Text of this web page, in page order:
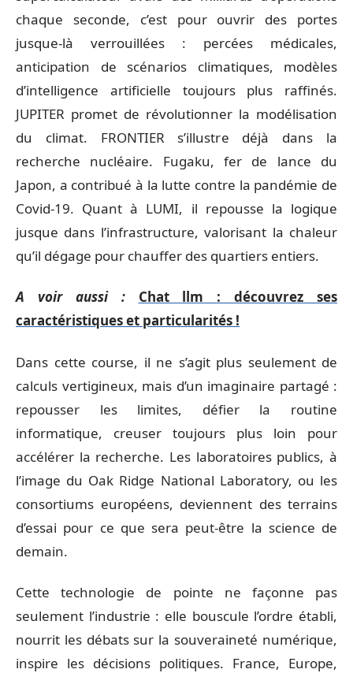
chaque seconde, c’est pour ouvrir des portes
jusque-là verrouillées : percées médicales,
anticipation de scénarios climatiques, modèles
d’intelligence artificielle toujours plus raffinés.
JUPITER promet de révolutionner la modélisation
du climat. FRONTIER s’illustre déjà dans la
recherche nucléaire. Fugaku, fer de lance du
Japon, a contribué à la lutte contre la pandémie de
Covid-19. Quant à LUMI, il repousse la logique
jusque dans l’infrastructure, valorisant la chaleur
qu’il dégage pour chauffer des quartiers entiers.
A voir aussi :
Chat llm : découvrez ses
caractéristiques et particularités !
Dans cette course, il ne s’agit plus seulement de
calculs vertigineux, mais d’un imaginaire partagé :
repousser les limites, défier la routine
informatique, creuser toujours plus loin pour
accélérer la recherche. Les laboratoires publics, à
l’image du Oak Ridge National Laboratory, ou les
consortiums européens, deviennent des terrains
d’essai pour ce que sera peut-être la science de
demain.
Cette technologie de pointe ne façonne pas
seulement l’industrie : elle bouscule l’ordre établi,
nourrit les débats sur la souveraineté numérique,
inspire les décisions politiques. France, Europe,